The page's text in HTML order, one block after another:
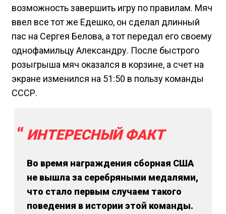
возможность завершить игру по правилам. Мяч
ввел все тот же Едешко, он сделал длинный
пас на Сергея Белова, а тот передал его своему
однофамильцу Александру. После быстрого
розыгрыша мяч оказался в корзине, а счет на
экране изменился на 51:50 в пользу команды
СССР.
ИНТЕРЕСНЫЙ ФАКТ
Во время награждения сборная США
не вышла за серебряными медалями,
что стало первым случаем такого
поведения в истории этой команды.